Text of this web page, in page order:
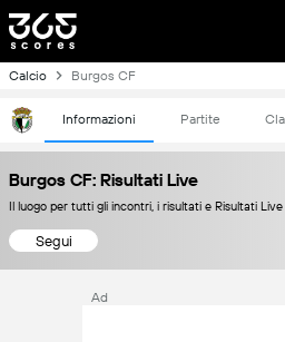
Calcio Burgos CF
Informazioni Partite
Burgos CF: Risultati Live
Il luogo per tutti gli incontri, i risultati e Risultati
Segui
Ad